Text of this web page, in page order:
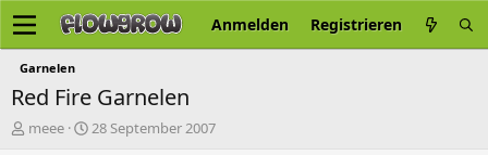
Anmelden Registrieren
Garnelen
Red Fire Garnelen
E
meee
E
28 September 2007